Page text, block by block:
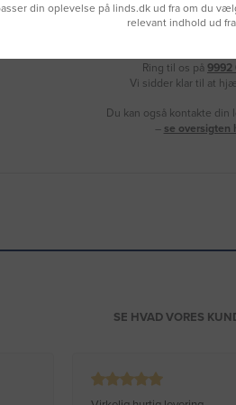
Ring til os på 9992
Vi sidder klar til at
Du kan også kontakte din
– se oversigten
SE HVAD VORES
din oplevelse på linds.dk ud fra om du
relevant indhold ud